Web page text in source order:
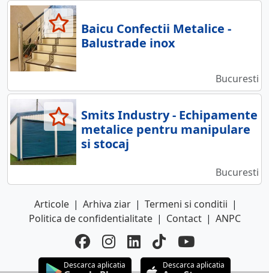
Baicu Confectii Metalice -
Balustrade inox
Bucuresti
Smits Industry - Echipamente
metalice pentru manipulare
si stocaj
Bucuresti
Articole | Arhiva ziar | Termeni si conditii |
Politica de confidentialitate | Contact | ANPC
Descarca aplicatia Descarca aplicatia